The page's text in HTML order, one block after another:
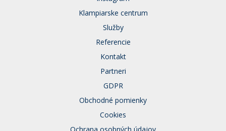
Klampiarske centrum
Služby
Referencie
Kontakt
Partneri
GDPR
Obchodné pomienky
Cookies